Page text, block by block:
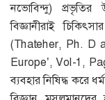
নভোবিন্দু) প্রভৃতির
বিজ্ঞানীরাই
(Thateher, Ph. D
Europe’, Vol-1,
ব্যবহার নিষিদ্ধ করে